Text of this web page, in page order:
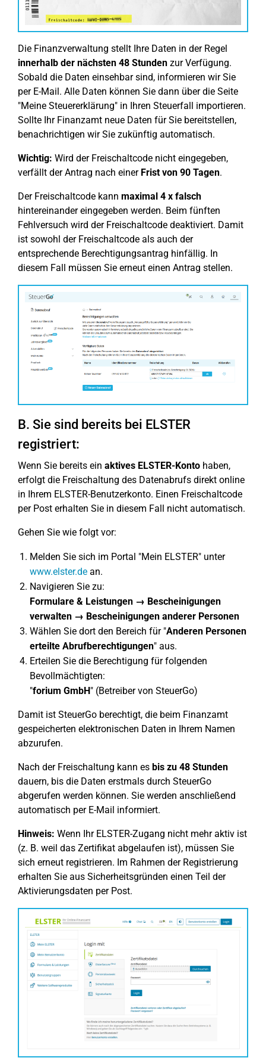
Die Finanzverwaltung stellt Ihre Daten in der Regel
innerhalb der nächsten 48 Stunden zur Verfügung.
Sobald die Daten einsehbar sind, informieren wir Sie
per E-Mail. Alle Daten können Sie dann über die Seite
"Meine Steuererklärung" in Ihren Steuerfall importieren.
Sollte Ihr Finanzamt neue Daten für Sie bereitstellen,
benachrichtigen wir Sie zukünftig automatisch.
Wichtig: Wird der Freischaltcode nicht eingegeben,
verfällt der Antrag nach einer Frist von 90 Tagen.
Der Freischaltcode kann maximal 4 x falsch
hintereinander eingegeben werden. Beim fünften
Fehlversuch wird der Freischaltcode deaktiviert. Damit
ist sowohl der Freischaltcode als auch der
entsprechende Berechtigungsantrag hinfällig. In
diesem Fall müssen Sie erneut einen Antrag stellen.
B. Sie sind bereits bei ELSTER
registriert:
Wenn Sie bereits ein aktives ELSTER-Konto haben,
erfolgt die Freischaltung des Datenabrufs direkt online
in Ihrem ELSTER-Benutzerkonto. Einen Freischaltcode
per Post erhalten Sie in diesem Fall nicht automatisch.
Gehen Sie wie folgt vor:
Melden Sie sich im Portal "Mein ELSTER" unter
www.elster.de an.
Navigieren Sie zu:
Formulare & Leistungen → Bescheinigungen
verwalten → Bescheinigungen anderer Personen
Wählen Sie dort den Bereich für "Anderen Personen
erteilte Abrufberechtigungen" aus.
Erteilen Sie die Berechtigung für folgenden
Bevollmächtigten:
"forium GmbH " (Betreiber von SteuerGo)
Damit ist SteuerGo berechtigt, die beim Finanzamt
gespeicherten elektronischen Daten in Ihrem Namen
abzurufen.
Nach der Freischaltung kann es bis zu 48 Stunden
dauern, bis die Daten erstmals durch SteuerGo
abgerufen werden können. Sie werden anschließend
automatisch per E-Mail informiert.
Hinweis: Wenn Ihr ELSTER-Zugang nicht mehr aktiv ist
(z. B. weil das Zertifikat abgelaufen ist), müssen Sie
sich erneut registrieren. Im Rahmen der Registrierung
erhalten Sie aus Sicherheitsgründen einen Teil der
Aktivierungsdaten per Post.